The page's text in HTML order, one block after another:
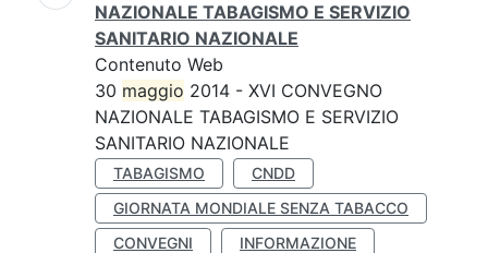
NAZIONALE TABAGISMO E SERVIZIO
SANITARIO NAZIONALE
Contenuto Web
30 maggio 2014 - XVI CONVEGNO
NAZIONALE TABAGISMO E SERVIZIO
SANITARIO NAZIONALE
TABAGISMO
CNDD
GIORNATA MONDIALE SENZA TABACCO
CONVEGNI
INFORMAZIONE